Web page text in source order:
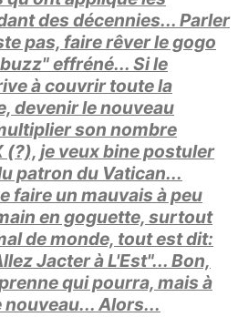
des décennies... Parler
pas, faire rêver le gogo
effréné... Si le
à couvrir toute la
devenir le nouveau
son nombre
(?), je veux bine postuler
patron du Vatican...
faire un mauvais à peu
en goguette, surtout
de monde, tout est dit:
Jacter à L'Est"... Bon,
qui pourra, mais à
nouveau... Alors...